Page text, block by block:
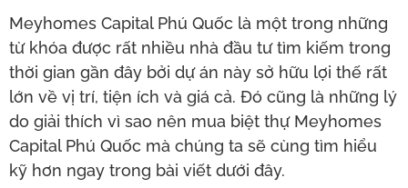
Meyhomes Capital Phú Quốc là một trong những
từ khóa được rất nhiều nhà đầu tư tìm kiếm trong
thời gian gần đây bởi dự án này sở hữu lợi thế rất
lớn về vị trí, tiện ích và giá cả. Đó cũng là những lý
do giải thích vì sao nên mua biệt thự Meyhomes
Capital Phú Quốc mà chúng ta sẽ cùng tìm hiểu
kỹ hơn ngay trong bài viết dưới đây.